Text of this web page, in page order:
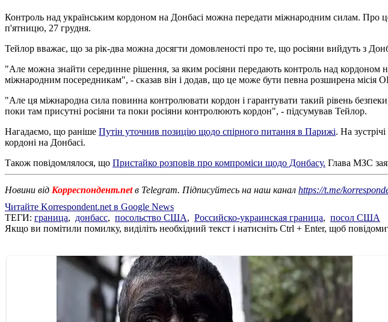
Контроль над українським кордоном на Донбасі можна передати міжнародним силам.
п'ятницю, 27 грудня.
Тейлор вважає, що за рік-два можна досягти домовленості про те, що росіяни вийдуть з
"Але можна знайти серединне рішення, за яким росіяни передають контроль над
міжнародним посередникам", - сказав він і додав, що це може бути певна розширена місія
"Але ця міжнародна сила повинна контролювати кордон і гарантувати такий рівень
поки там присутні росіяни та поки росіяни контролюють кордон", - підсумував Тейлор.
Нагадаємо, що раніше Путін уточнив позицію щодо спірного питання в Парижі. На
кордоні на Донбасі.
Також повідомлялося, що Пристайко розповів про компроміси щодо Донбасу. Глава МЗС
Новини від Корреспондент.netв Telegram. Підписуйтесь на наш канал https://t.me/
Читайте Korrespondent.net в Google News
ТЕГИ: граница, донбасс, посольство США, Российско-украинская граница, посол США
Якщо ви помітили помилку, виділіть необхідний текст і натисніть Ctrl + Enter, щоб